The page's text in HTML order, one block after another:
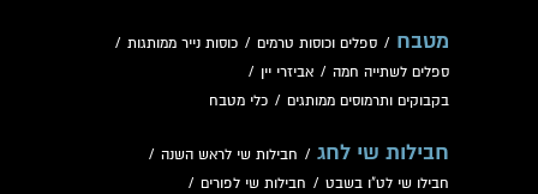
מטבח / ספלים וכוסות טרמים / כוסות נייר ממותגות /
ספלים לשתייה חמה / אביזרי יין /
בקבוקים ותרמוסים ממותגים / כלי מטבח
חבילות שי לחג / חבילות שי לראש השנה /
חבילו שי לט"ו בשבט / חבילות שי לפורים /